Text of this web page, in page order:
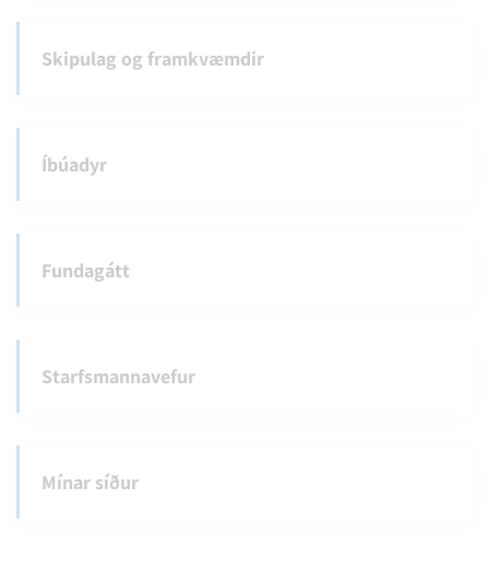
Skipulag og framkvæmdir
Íbúadyr
Fundagátt
Starfsmannavefur
Mínar síður